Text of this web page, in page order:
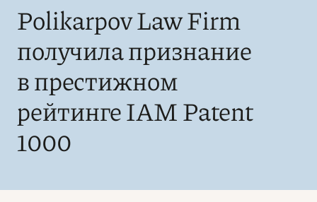
Polikarpov Law Firm
получила признание
в престижном
рейтинге IAM Patent
1000